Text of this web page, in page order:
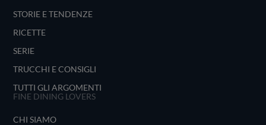
STORIE E TENDENZE
RICETTE
SERIE
TRUCCHI E CONSIGLI
TUTTI GLI ARGOMENTI
FINE DINING LOVERS
CHI SIAMO